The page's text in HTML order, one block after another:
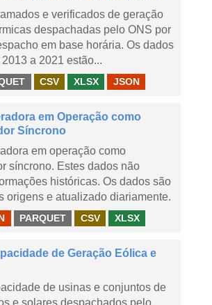
e verificados de geração
despachadas pelo ONS por
em base horária. Os dados
a 2021 estão...
CSV XLSX JSON
em Operação como
Síncrono
em operação como
síncrono. Estes dados não
históricas. Os dados são
origens e atualizado diariamente.
PARQUET CSV XLSX
de Geração Eólica e
de usinas e conjuntos de